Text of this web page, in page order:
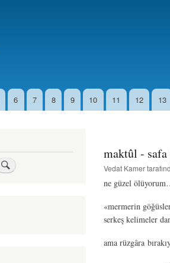
6 7 8 9 10 11 12 13
maktûl - safa
Vedat Kamer
ne güzel
«mermerin
serkeş kelimeler
ama rüzgâra